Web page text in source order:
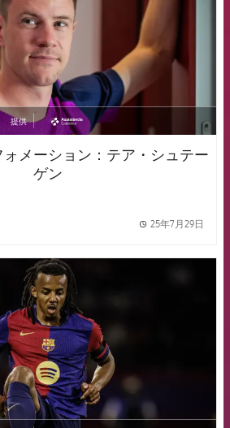
提供
asistencia
メーション：テア・シュテー
ゲン
25年7月29日
FCB Barcelona badge